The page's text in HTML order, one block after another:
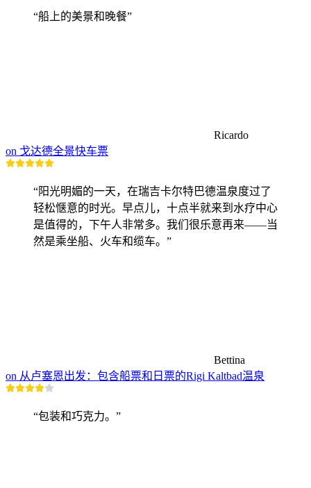
“船上的美景和晚餐”
Ricardo
on 戈达德全景快车票
“阳光明媚的一天，在瑞吉卡尔特巴德温泉度过了
轻松惬意的时光。早点儿，十点半就来到水疗中心
是值得的，下午人非常多。我们很乐意再来——当
然是乘坐船、火车和缆车。”
Bettina
on 从卢塞恩出发：包含船票和日票的Rigi Kaltbad温泉
“包装和巧克力。”